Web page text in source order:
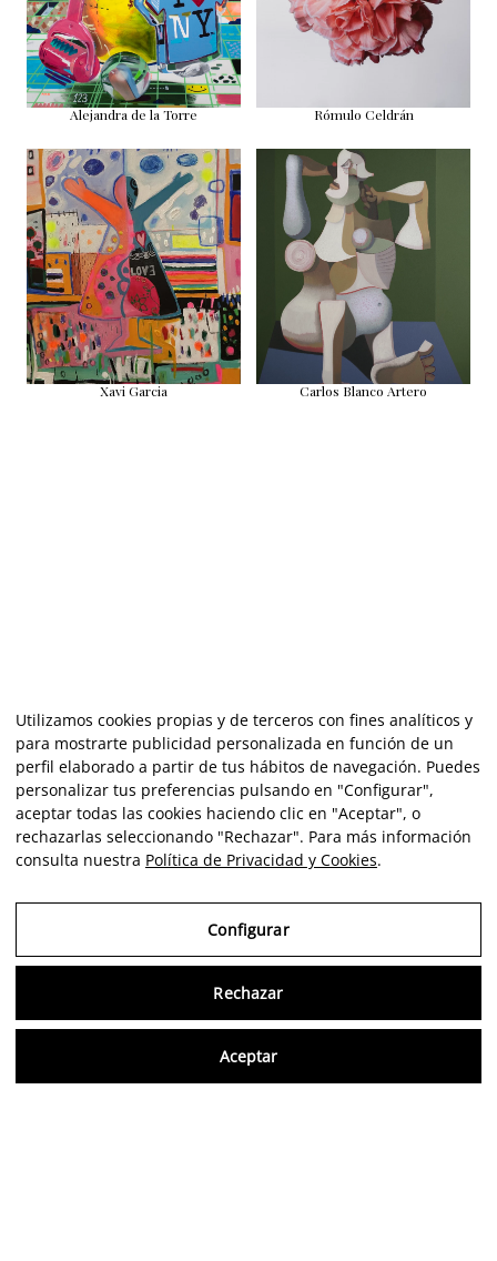
Alejandra de la Torre Rómulo Celdrán
Xavi Garcia Carlos Blanco Artero
Utilizamos cookies propias y de terceros con fines analíticos y
para mostrarte publicidad personalizada en función de un
perfil elaborado a partir de tus hábitos de navegación. Puedes
personalizar tus preferencias pulsando en "Configurar",
aceptar todas las cookies haciendo clic en "Aceptar", o
rechazarlas seleccionando "Rechazar". Para más información
consulta nuestra Política de Privacidad y Cookies.
Configurar
Rechazar
Aceptar